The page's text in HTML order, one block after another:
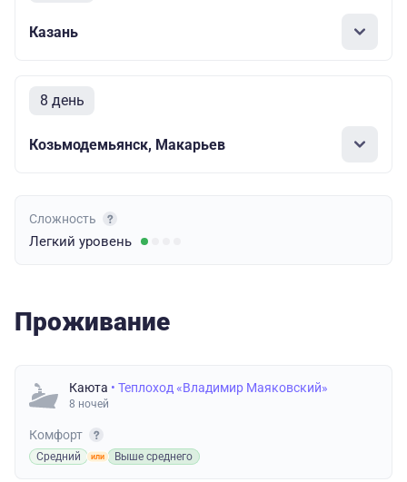
Казань
8 день
Козьмодемьянск, Макарьев
Сложность
Легкий уровень
Проживание
Каюта • Теплоход «Владимир Маяковский»
8 ночей
Комфорт
Средний Выше среднего